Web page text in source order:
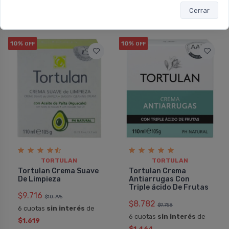
Cerrar
10% OFF
TORTULAN
Tortulan Crema Suave
De Limpieza
$9.716 $10.795
6 cuotas sin interés de
$1.619
10% OFF
TORTULAN
Tortulan Crema
Antiarrugas Con
Triple ácido De Frutas
$8.782 $9.758
6 cuotas sin interés de